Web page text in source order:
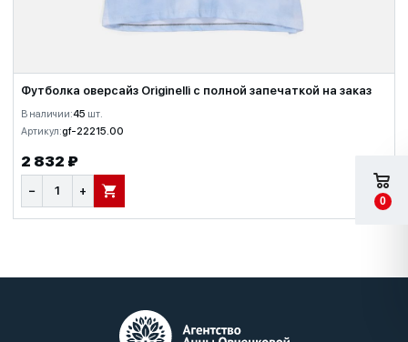
Футболка оверсайз Originelli с полной запечаткой на заказ
В наличии:45 шт.
Артикул:gf-22215.00
2 832 ₽
− + В КОРЗИНУ 0